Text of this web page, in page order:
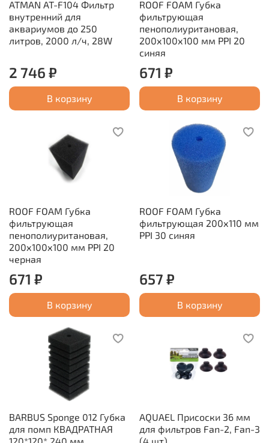
ATMAN AT-F104 Фильтр
внутренний для
аквариумов до 250
литров, 2000 л/ч, 28W
2 746 ₽
В корзину
ROOF FOAM Губка
фильтрующая
пенополиуритановая,
200х100х100 мм PPI 20
синяя
671 ₽
В корзину
ROOF FOAM Губка
фильтрующая
пенополиуритановая,
200х100х100 мм PPI 20
черная
671 ₽
В корзину
ROOF FOAM Губка
фильтрующая 200х110 мм
PPI 30 синяя
657 ₽
В корзину
BARBUS Sponge 012 Губка
для помп КВАДРАТНАЯ
AQUAEL Присоски 36 мм
для фильтров Fan-2, Fan-3